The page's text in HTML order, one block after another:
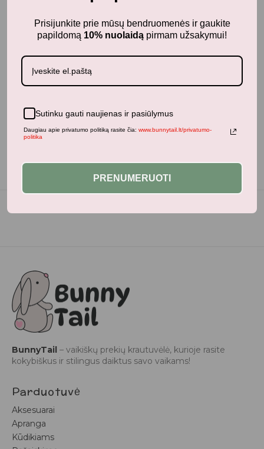
Panašūs produktai
Neseniai žiūrėti produktai
BunnyTail – vaikiškų prekių krautuvėlė, kurioje rasite
kokybiškus ir stilingus daiktus savo vaikams!
Parduotuvė
Aksesuarai
Apranga
Kūdikiams
Prisijunkite prie mūsų bendruomenės ir gaukite
papildomą 10% nuolaidą pirmam užsakymui!
Sutinku gauti naujienas ir pasiūlymus
Daugiau apie privatumo politiką rasite čia: www.bunnytail.lt/privatumo-
politika
PRENUMERUOTI